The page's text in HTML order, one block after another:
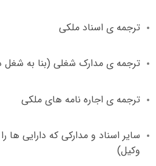
ترجمه ی اسناد ملکی
ترجمه ی مدارک شغلی (بنا به شغل
ترجمه ی اجاره نامه های ملکی
سایر اسناد و مدارکی که دارایی ها
وکیل)